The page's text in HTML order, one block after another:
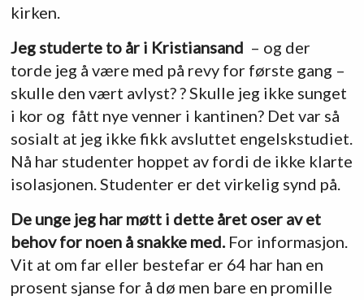
kirken.
Jeg studerte to år i Kristiansand – og der
torde jeg å være med på revy for første gang –
skulle den vært avlyst? ? Skulle jeg ikke sunget
i kor og fått nye venner i kantinen? Det var så
sosialt at jeg ikke fikk avsluttet engelskstudiet.
Nå har studenter hoppet av fordi de ikke klarte
isolasjonen. Studenter er det virkelig synd på.
De unge jeg har møtt i dette året oser av et
behov for noen å snakke med.For informasjon.
Vit at om far eller bestefar er 64 har han en
prosent sjanse for å dø men bare en promille